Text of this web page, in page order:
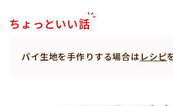
ちょっといい話
パイ生地を手作りする場合は レシピ